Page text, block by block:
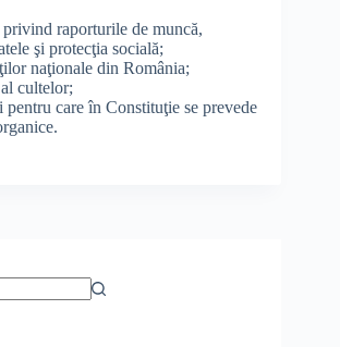
raporturile de muncă,
şi protecţia socială;
naţionale din România;
cultelor;
pentru care în Constituţie se prevede